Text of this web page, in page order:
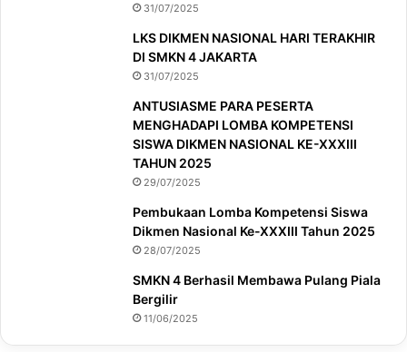
31/07/2025
LKS DIKMEN NASIONAL HARI TERAKHIR
DI SMKN 4 JAKARTA
31/07/2025
ANTUSIASME PARA PESERTA
MENGHADAPI LOMBA KOMPETENSI
SISWA DIKMEN NASIONAL KE-XXXIII
TAHUN 2025
29/07/2025
Pembukaan Lomba Kompetensi Siswa
Dikmen Nasional Ke-XXXIII Tahun 2025
28/07/2025
SMKN 4 Berhasil Membawa Pulang Piala
Bergilir
11/06/2025